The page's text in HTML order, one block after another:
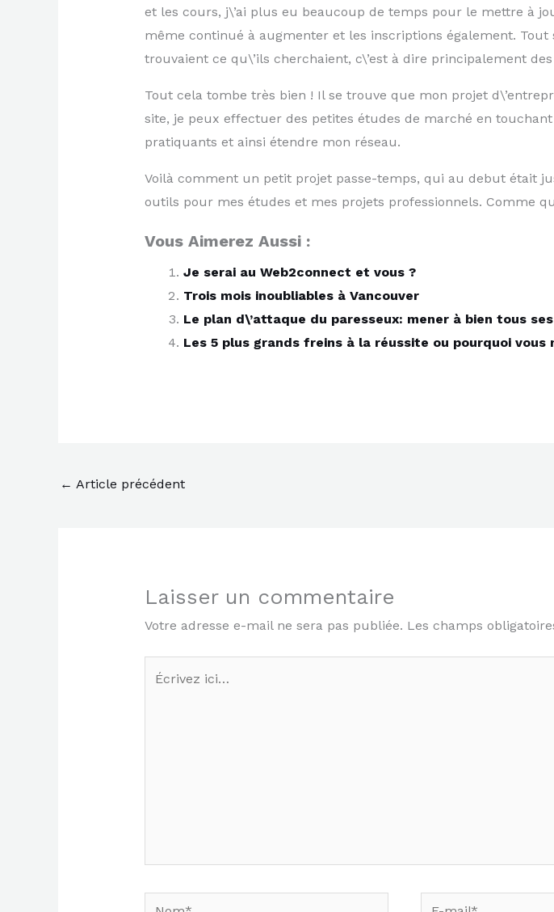
et les cours, j\’ai plus eu beaucoup de temps pour le mettre à
même continué à augmenter et les inscriptions également.
trouvaient ce qu\’ils cherchaient, c\’est à dire principalement
Tout cela tombe très bien ! Il se trouve que mon projet
site, je peux effectuer des petites études de marché en
pratiquants et ainsi étendre mon réseau.
Voilà comment un petit projet passe-temps, qui au debut était
outils pour mes études et mes projets professionnels. Comme
Vous Aimerez Aussi :
Je serai au Web2connect et vous ?
Trois mois inoubliables à Vancouver
Le plan d\’attaque du paresseux: mener à bien tous
Les 5 plus grands freins à la réussite ou pourquoi vous
← Article précédent
Laisser un commentaire
Votre adresse e-mail ne sera pas publiée. Les champs
Nom*
E-